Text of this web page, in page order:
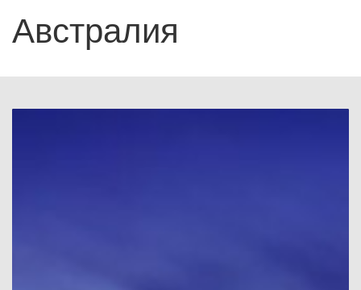
Австралия